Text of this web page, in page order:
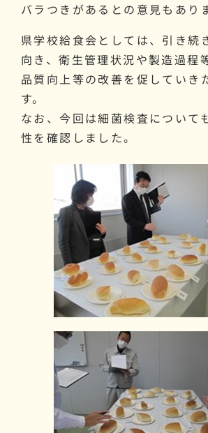
バラつきがあるとの意見もあり
県学校給食会としては、引き続
向き、衛生管理状況や製造過程
品質向上等の改善を促していき
す。
なお、今回は細菌検査について
性を確認しました。